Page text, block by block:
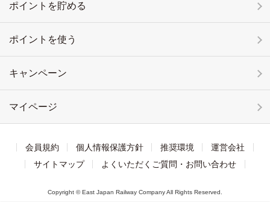
ポイントを貯める
ポイントを使う
キャンペーン
マイページ
会員規約 個人情報保護方針 推奨環境
運営会社
サイトマップ
よくいただくご質問・お問い合わせ
Copyright © East Japan Railway Company All Rights Reserved.